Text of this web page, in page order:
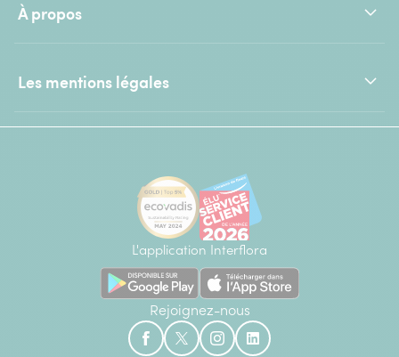
À propos
Les mentions légales
L'application Interflora
Rejoignez-nous